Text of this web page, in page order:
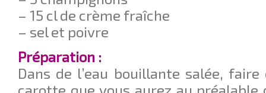
– 15 cl de crème fraîche
– sel et poivre
Préparation :
Dans de l’eau bouillante salée,